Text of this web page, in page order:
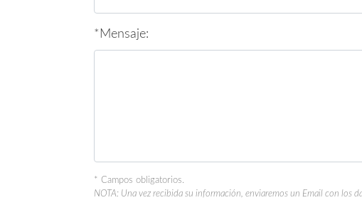
*Mensaje:
* Campos obligatorios.
NOTA: Una vez recibida su información, enviaremos un Email con los